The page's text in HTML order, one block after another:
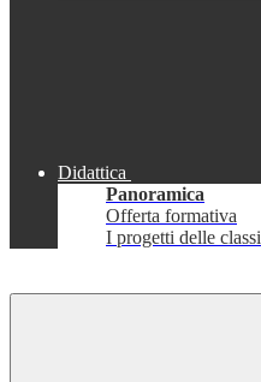
Didattica
Panoramica
Offerta formativa
I progetti delle classi